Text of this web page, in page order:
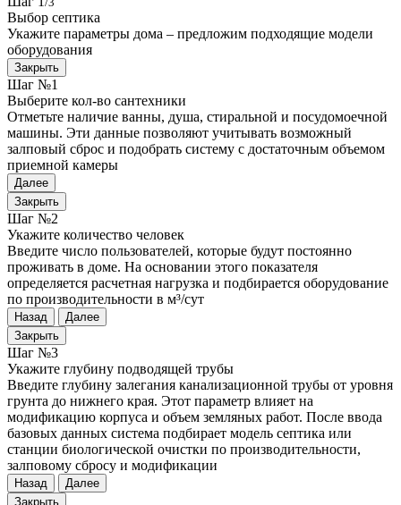
Выбор септика
Укажите параметры дома – предложим подходящие модели
оборудования
Закрыть
Шаг №1
Выберите кол-во сантехники
Отметьте наличие ванны, душа, стиральной и посудомоечной
машины. Эти данные позволяют учитывать возможный
залповый сброс и подобрать систему с достаточным объемом
приемной камеры
Далее
Закрыть
Шаг №2
Укажите количество человек
Введите число пользователей, которые будут постоянно
проживать в доме. На основании этого показателя
определяется расчетная нагрузка и подбирается оборудование
по производительности в м³/сут
Назад
Далее
Закрыть
Шаг №3
Укажите глубину подводящей трубы
Введите глубину залегания канализационной трубы от уровня
грунта до нижнего края. Этот параметр влияет на
модификацию корпуса и объем земляных работ. После ввода
базовых данных система подбирает модель септика или
станции биологической очистки по производительности,
залповому сбросу и модификации
Назад
Далее
Закрыть